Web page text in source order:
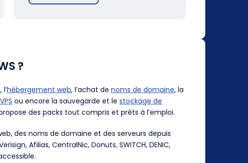
?
, l’hébergement web, l’achat de noms de domaine, la
ou encore la sauvegarde et le stockage de
des packs tout compris et prêts à l’emploi.
des noms de domaine et des serveurs depuis
Verisign, Afilias, CentralNic, Donuts, SWITCH, DENIC,